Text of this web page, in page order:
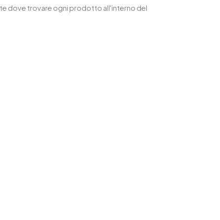
dove trovare ogni prodotto all'interno del